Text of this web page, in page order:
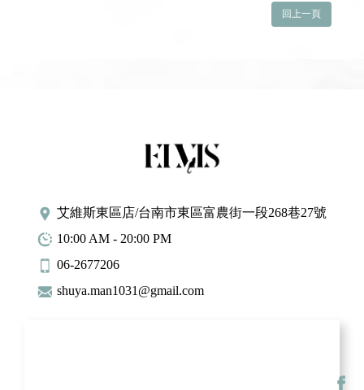
回上一頁
艾維斯東區店/台南市東區富農街一段268巷27號
10:00 AM - 20:00 PM
06-2677206
shuya.man1031@gmail.com